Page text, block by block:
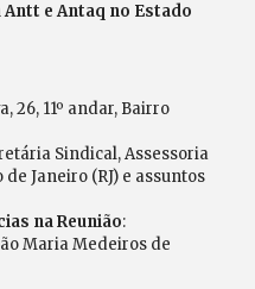
Antt e Antaq no Estado
26, 11º andar, Bairro
Sindical, Assessoria
Janeiro (RJ) e assuntos
na Reunião:
Maria Medeiros de